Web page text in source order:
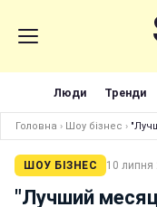
Люди Тренди
Головна › Шоу бізнес ›
ШОУ БІЗНЕС 10 липня
"Лучший